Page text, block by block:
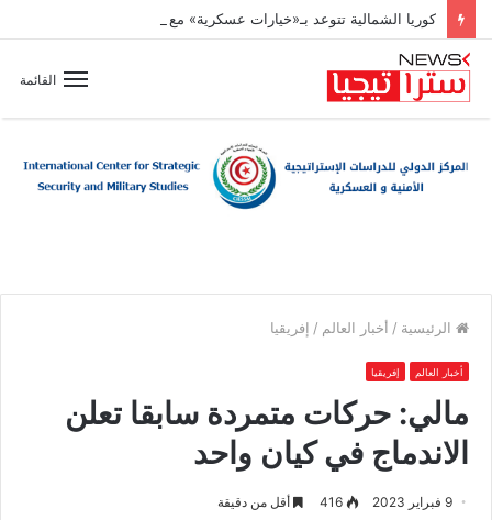
القائمة
الرئيسية / أخبار العالم / إفريقيا
أخبار العالم إفريقيا
مالي: حركات متمردة سابقا تعلن
الاندماج في كيان واحد
9 فبراير 2023 416 أقل من دقيقة